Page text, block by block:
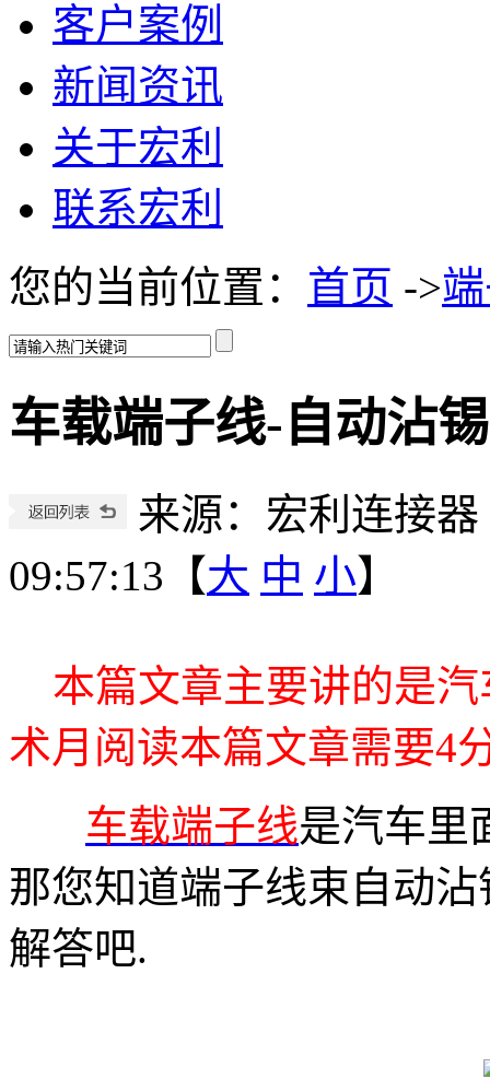
客户案例
新闻资讯
关于宏利
联系宏利
您的当前位置： 首页 ->
车载端子线-自动沾
来源：宏利连接器
09:57:13【大 中 小】
本篇文章主要讲的是
术月阅读本篇文章需要4
车载端子线是汽车里
那您知道端子线束自动
解答吧.